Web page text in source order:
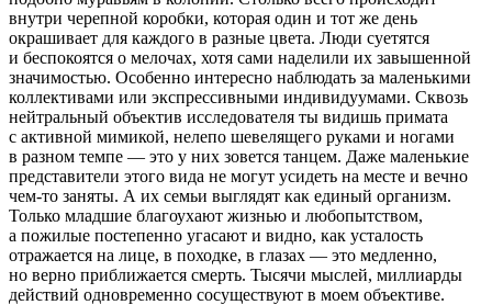
внутри черепной коробки, которая один и тот же день
окрашивает для каждого в разные цвета. Люди суетятся
и беспокоятся о мелочах, хотя сами наделили их завышенной
значимостью. Особенно интересно наблюдать за маленькими
коллективами или экспрессивными индивидуумами. Сквозь
нейтральный объектив исследователя ты видишь примата
с активной мимикой, нелепо шевелящего руками и ногами
в разном темпе — это у них зовется танцем. Даже маленькие
представители этого вида не могут усидеть на месте и вечно
чем-то заняты. А их семьи выглядят как единый организм.
Только младшие благоухают жизнью и любопытством,
а пожилые постепенно угасают и видно, как усталость
отражается на лице, в походке, в глазах — это медленно,
но верно приближается смерть. Тысячи мыслей, миллиарды
действий одновременно сосуществуют в моем объективе.